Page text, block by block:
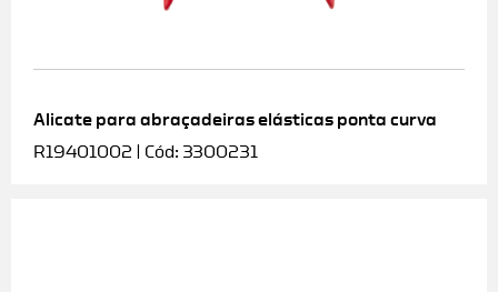
Alicate para abraçadeiras elásticas ponta curva
R19401002 | Cód: 3300231